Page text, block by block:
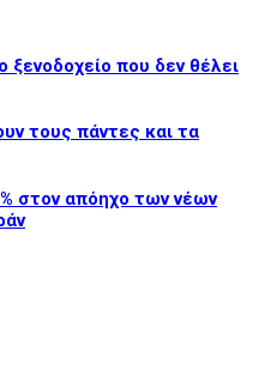
ξενοδοχείο που δεν θέλει
τους πάντες και τα
στον απόηχο των νέων